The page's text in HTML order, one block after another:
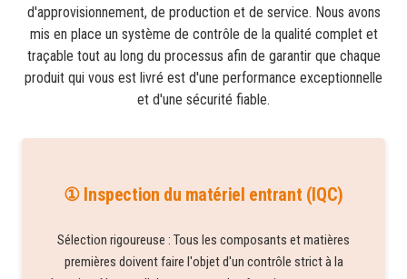
d'approvisionnement, de production et de service. Nous avons
mis en place un système de contrôle de la qualité complet et
traçable tout au long du processus afin de garantir que chaque
produit qui vous est livré est d'une performance exceptionnelle
et d'une sécurité fiable.
① Inspection du matériel entrant (IQC)
Sélection rigoureuse : Tous les composants et matières
premières doivent faire l'objet d'un contrôle strict à la